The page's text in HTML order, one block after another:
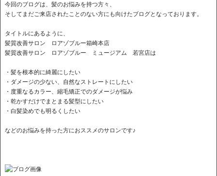
今回のブログは、髪のお悩みを持つ方々、
そしてまだご来店されたことのない方にも向けたブログとなっております。
タイトルにあるように、
髪質改善サロン ロアゾブルー箱崎本店
髪質改善サロン ロアゾブルー ミュージアム 若宮店は
・髪を根本的に綺麗にしたい
・ダメージの少ない、自然なストレートにしたい
・度重なるカラー、縮毛矯正でのダメージが悩み
・乾かすだけでまとまる髪型にしたい
・白髪染めでも明るくしたい
などのお悩みを持った方におススメのサロンです♪